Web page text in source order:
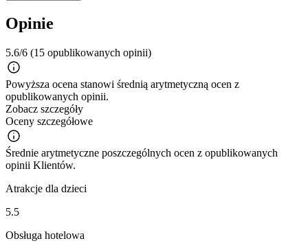
Opinie
5.6/6 (15 opublikowanych opinii)
Powyższa ocena stanowi średnią arytmetyczną ocen z
opublikowanych opinii.
Zobacz szczegóły
Oceny szczegółowe
Średnie arytmetyczne poszczególnych ocen z opublikowanych
opinii Klientów.
Atrakcje dla dzieci
5.5
Obsługa hotelowa